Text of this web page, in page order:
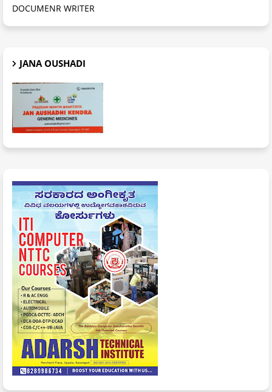
DOCUMENR WRITER
JANA OUSHADI